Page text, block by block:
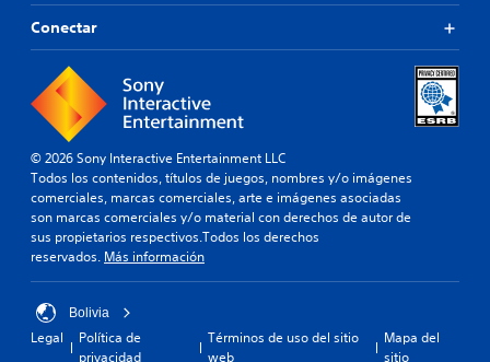
Conectar
© 2026 Sony Interactive Entertainment LLC
Todos los contenidos, títulos de juegos, nombres y/o imágenes
comerciales, marcas comerciales, arte e imágenes asociadas
son marcas comerciales y/o material con derechos de autor de
sus propietarios respectivos.Todos los derechos
reservados. Más información
Bolivia
Legal
Política de
privacidad
Términos de uso del sitio
web
Mapa del
sitio